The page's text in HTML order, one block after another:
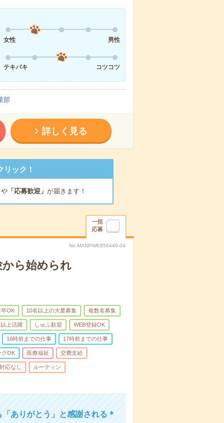
女性
男性
テキパキ
コツコツ
部
詳しく見る
ック！
や「応募歓迎」 が届きます！
一括
応募
No.MANPWK856446-04
から始められ
卒OK 10名以上の大量募集 複数名募集
上活躍 しゅふ歓迎 WEB登録OK
16時前までの仕事 17時前までの仕事
クOK 医療福祉 交費支給
応なし ルーティン
ありがとう」と感謝される＊